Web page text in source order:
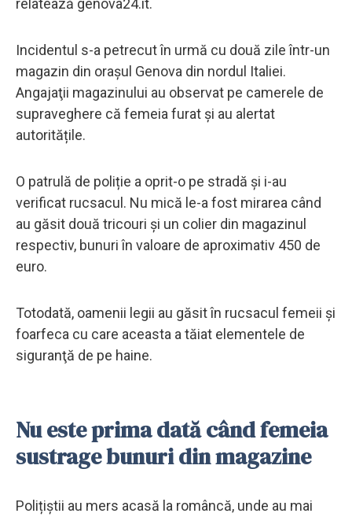
Incidentul s-a petrecut în urmă cu două zile într-un
magazin din orașul Genova din nordul Italiei.
Angajaţii magazinului au observat pe camerele de
supraveghere că femeia furat şi au alertat
autoritățile.
O patrulă de poliție a oprit-o pe stradă și i-au
verificat rucsacul. Nu mică le-a fost mirarea când
au găsit două tricouri şi un colier din magazinul
respectiv, bunuri în valoare de aproximativ 450 de
euro.
Totodată, oamenii legii au găsit în rucsacul femeii şi
foarfeca cu care aceasta a tăiat elementele de
siguranţă de pe haine.
Nu este prima dată când femeia
sustrage bunuri din magazine
Polițiștii au mers acasă la româncă, unde au mai